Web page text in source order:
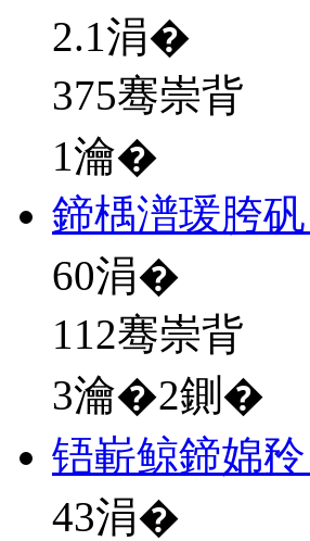
2.1涓�
375骞崇背
1瀹�
鍗楀潽瑗胯
60涓�
112骞崇背
3瀹�2鍘�
铻嶄鲸鍗婂
43涓�